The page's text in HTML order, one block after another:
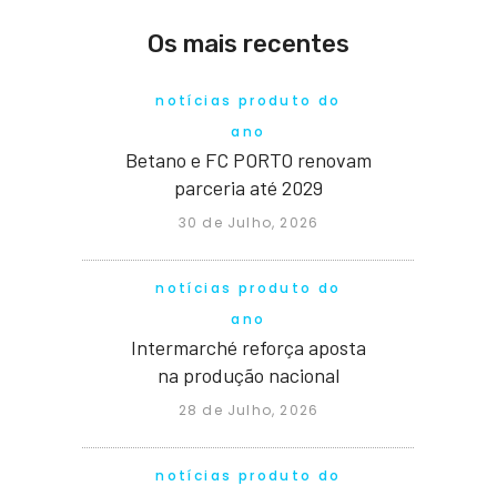
Os mais recentes
notícias produto do
ano
Betano e FC PORTO renovam
parceria até 2029
30 de Julho, 2026
notícias produto do
ano
Intermarché reforça aposta
na produção nacional
28 de Julho, 2026
notícias produto do